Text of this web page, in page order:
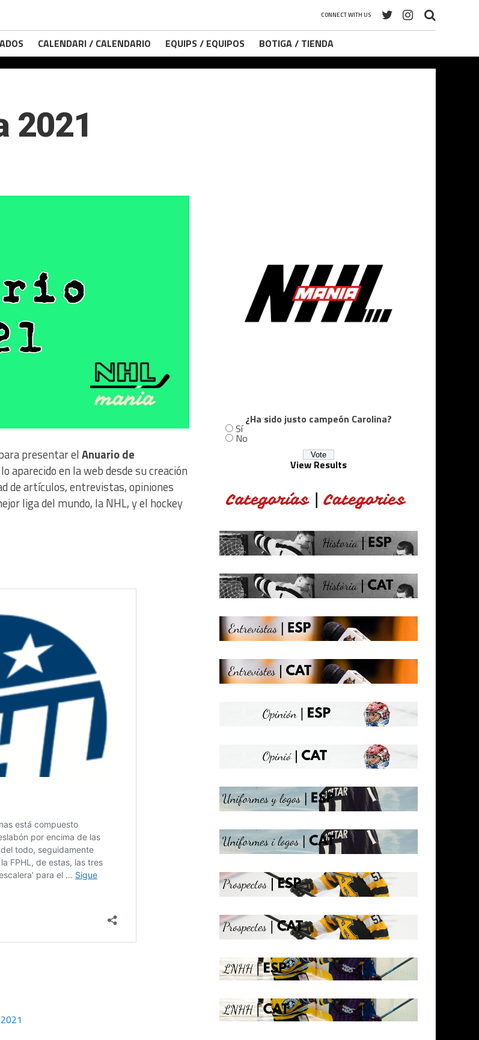
CONNECT WITH US
CALENDARI / CALENDARIO EQUIPS / EQUIPOS BOTIGA / TIENDA
2021
presentar elAnuario de
aparecido en la web desde su creación
de artículos, entrevistas, opiniones
liga del mundo, la NHL, y el hockey
¿Ha sido justo campeón Carolina?
Sí
No
View Results